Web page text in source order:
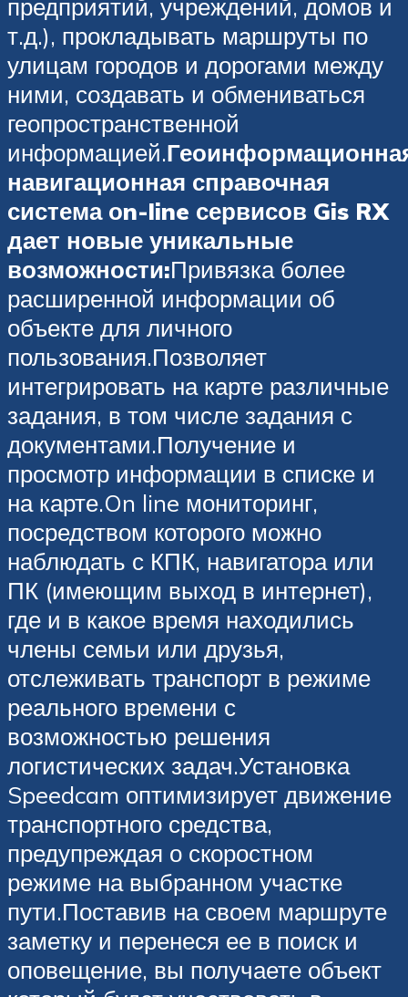
предприятий, учреждений, домов и
т.д.), прокладывать маршруты по
улицам городов и дорогами между
ними, создавать и обмениваться
геопространственной
информацией.
навигационная справочная
система оn-line сервисов Gis RX
дает новые уникальные
возможности:Привязка более
расширенной информации об
объекте для личного
пользования.Позволяет
интегрировать на карте различные
задания, в том числе задания с
документами.Получение и
просмотр информации в списке и
на карте.On line мониторинг,
посредством которого можно
наблюдать с КПК, навигатора или
ПК (имеющим выход в интернет),
где и в какое время находились
члены семьи или друзья,
отслеживать транспорт в режиме
реального времени с
возможностью решения
логистических задач.Установка
Speedcam оптимизирует движение
транспортного средства,
предупреждая о скоростном
режиме на выбранном участке
пути.Поставив на своем маршруте
заметку и перенеся ее в поиск и
оповещение, вы получаете объект